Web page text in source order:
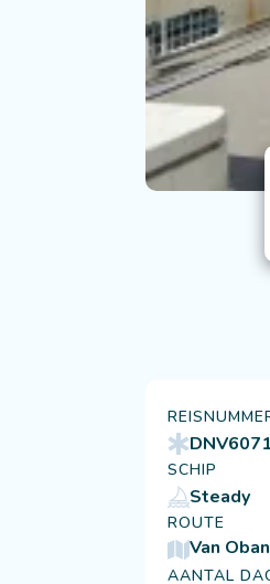
DNV6071
SCHIP
Steady
ROUTE
Van Oban
AANTAL